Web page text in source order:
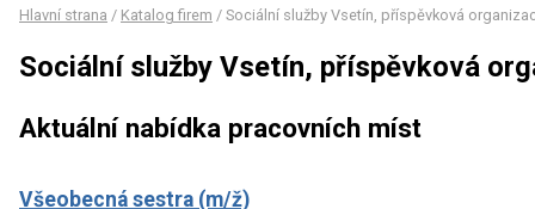
Hlavní strana / Katalog firem / Sociální služby Vsetín, příspěvková
Sociální služby Vsetín, příspěvková
Aktuální nabídka pracovních míst
Všeobecná sestra (m/ž)